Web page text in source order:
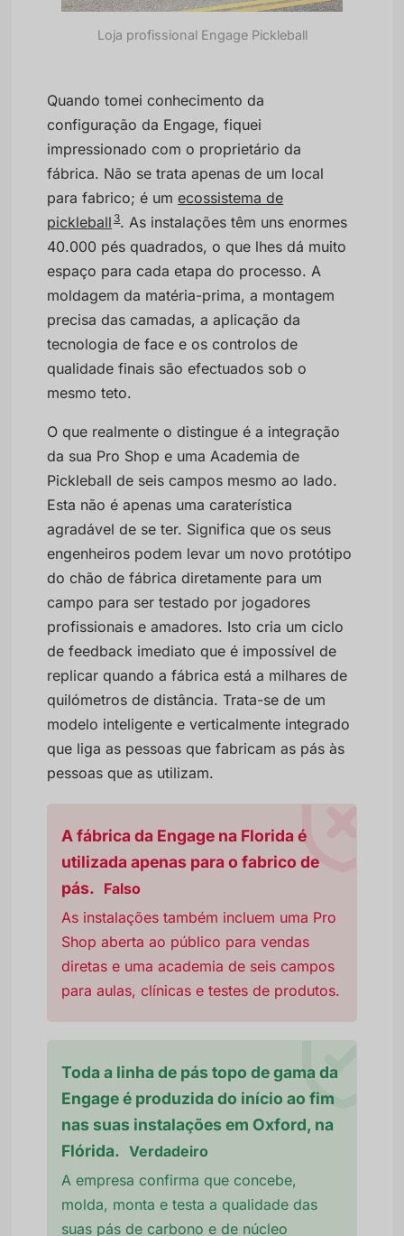
Loja profissional Engage Pickleball
Quando tomei conhecimento da
configuração da Engage, fiquei
impressionado com o proprietário da
fábrica. Não se trata apenas de um local
para fabrico; é umecossistema de
pickleball 3. As instalações têm uns enormes
40.000 pés quadrados, o que lhes dá muito
espaço para cada etapa do processo. A
moldagem da matéria-prima, a montagem
precisa das camadas, a aplicação da
tecnologia de face e os controlos de
qualidade finais são efectuados sob o
mesmo teto.
O que realmente o distingue é a integração
da sua Pro Shop e uma Academia de
Pickleball de seis campos mesmo ao lado.
Esta não é apenas uma caraterística
agradável de se ter. Significa que os seus
engenheiros podem levar um novo protótipo
do chão de fábrica diretamente para um
campo para ser testado por jogadores
profissionais e amadores. Isto cria um ciclo
de feedback imediato que é impossível de
replicar quando a fábrica está a milhares de
quilómetros de distância. Trata-se de um
modelo inteligente e verticalmente integrado
que liga as pessoas que fabricam as pás às
pessoas que as utilizam.
A fábrica da Engage na Florida é
utilizada apenas para o fabrico de
pás. Falso
As instalações também incluem uma Pro
Shop aberta ao público para vendas
diretas e uma academia de seis campos
para aulas, clínicas e testes de produtos.
Toda a linha de pás topo de gama da
Engage é produzida do início ao fim
nas suas instalações em Oxford, na
Flórida. Verdadeiro
A empresa confirma que concebe,
molda, monta e testa a qualidade das
suas pás de carbono e de núcleo